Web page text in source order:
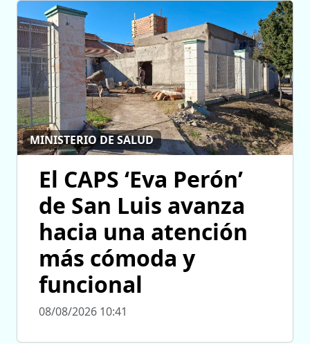
MINISTERIO DE SALUD
El CAPS ‘Eva Perón’
de San Luis avanza
hacia una atención
más cómoda y
funcional
08/08/2026 10:41